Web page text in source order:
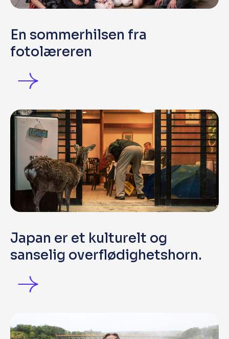
En sommerhilsen fra
fotolæreren
Japan er et kulturelt og
sanselig overflødighetshorn.